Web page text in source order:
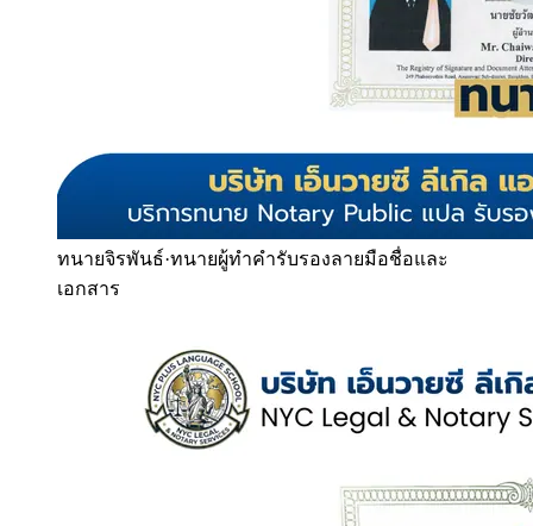
ทนายจิรพันธ์·ทนายผู้ทำคำรับรองลายมือชื่อและ
เอกสาร